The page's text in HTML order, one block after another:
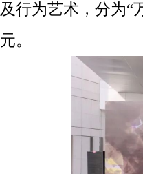
及行为艺术，分为“
元。